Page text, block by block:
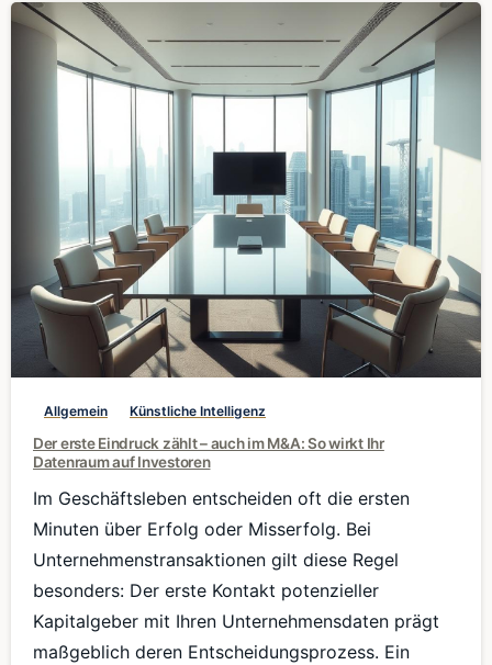
0
Allgemein Künstliche Intelligenz
Der erste Eindruck zählt – auch im M&A: So wirkt Ihr
Datenraum auf Investoren
Im Geschäftsleben entscheiden oft die ersten
Minuten über Erfolg oder Misserfolg. Bei
Unternehmenstransaktionen gilt diese Regel
besonders: Der erste Kontakt potenzieller
Kapitalgeber mit Ihren Unternehmensdaten prägt
maßgeblich deren Entscheidungsprozess. Ein